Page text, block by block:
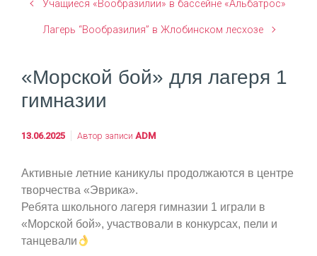
Учащиеся «Вообразилии» в бассейне «Альбатрос»
Лагерь “Вообразилия” в Жлобинском лесхозе
«Морской бой» для лагеря 1
гимназии
13.06.2025 Автор записи ADM
Активные летние каникулы продолжаются в центре
творчества «Эврика».
Ребята школьного лагеря гимназии 1 играли в
«Морской бой», участвовали в конкурсах, пели и
танцевали